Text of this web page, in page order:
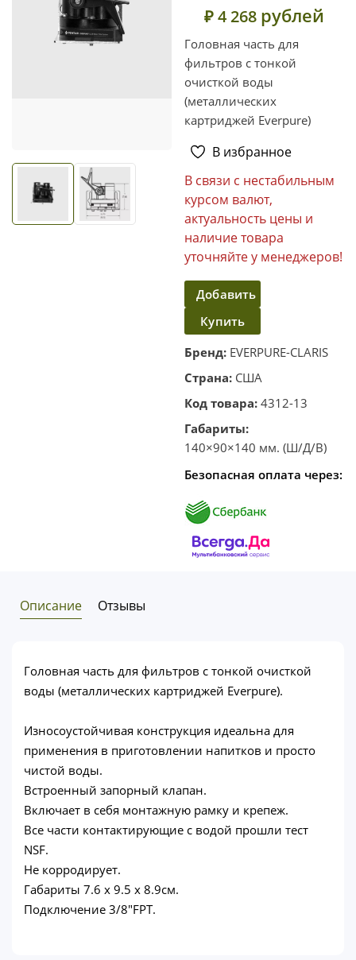
₽ 4 268 рублей
Головная часть для
фильтров с тонкой
очисткой воды
(металлических
картриджей Everpure)
В избранное
В связи с нестабильным
курсом валют,
актуальность цены и
наличие товара
уточняйте у менеджеров!
Добавить
в
корзину
Купить
в один
клик
Бренд: EVERPURE-CLARIS
Страна: США
Код товара: 4312-13
Габариты:
140×90×140 мм. (Ш/Д/В)
Безопасная оплата через:
Описание Отзывы
Головная часть для фильтров с тонкой очисткой
воды (металлических картриджей Everpure).
Износоустойчивая конструкция идеальна для
применения в приготовлении напитков и просто
чистой воды.
Встроенный запорный клапан.
Включает в себя монтажную рамку и крепеж.
Все части контактирующие с водой прошли тест
NSF.
Не корродирует.
Габариты 7.6 x 9.5 x 8.9см.
Подключение 3/8"FPT.